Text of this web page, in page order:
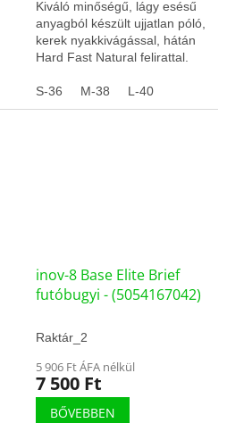
Kiváló minőségű, lágy esésű
anyagból készült ujjatlan póló,
kerek nyakkivágással, hátán
Hard Fast Natural felirattal.
S-36 M-38 L-40
inov-8 Base Elite Brief
futóbugyi - (5054167042)
Raktár_2
5 906 Ft ÁFA nélkül
7 500 Ft
BŐVEBBEN